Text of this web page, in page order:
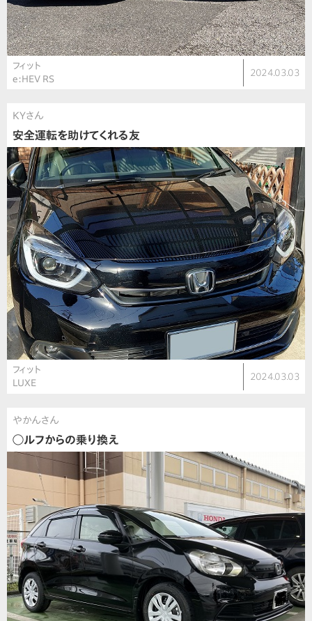
フィット
e:HEV RS
2024.03.03
KYさん
安全運転を助けてくれる友
フィット
LUXE
2024.03.03
やかんさん
◯ルフからの乗り換え